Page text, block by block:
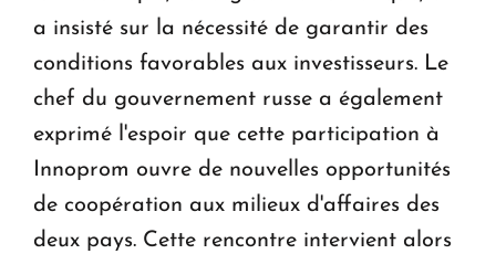
a insisté sur la nécessité de garantir des
conditions favorables aux investisseurs. Le
chef du gouvernement russe a également
exprimé l'espoir que cette participation à
Innoprom ouvre de nouvelles opportunités
de coopération aux milieux d'affaires des
deux pays. Cette rencontre intervient alors